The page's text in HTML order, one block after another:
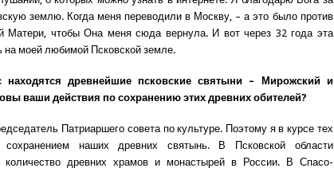
землю. Когда меня переводили в Москву, – а это было против
чтобы Она меня сюда вернула. И вот через 32 года эта
моей любимой Псковской земле.
находятся древнейшие псковские святыни – Мирожский и
ваши действия по сохранению этих древних обителей?
Патриаршего совета по культуре. Поэтому я в курсе тех
наших древних святынь. В Псковской области
количество древних храмов и монастырей в России. В Спасо-